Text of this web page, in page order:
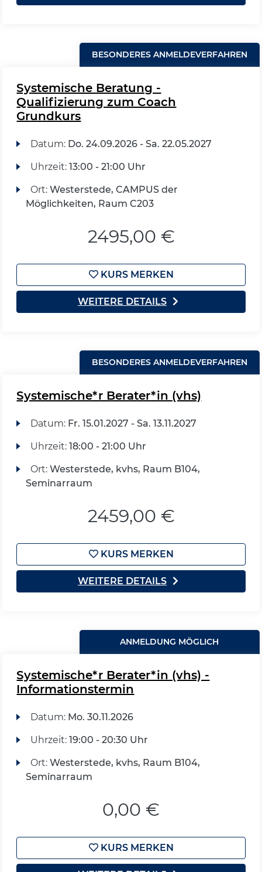
BESONDERES ANMELDEVERFAHREN
Systemische Beratung -
Qualifizierung zum Coach
Grundkurs
Datum: Do. 24.09.2026 - Sa. 22.05.2027
Uhrzeit: 13:00 - 21:00 Uhr
Ort: Westerstede, CAMPUS der
Möglichkeiten, Raum C203
2495,00 €
KURS MERKEN
WEITERE DETAILS
BESONDERES ANMELDEVERFAHREN
Systemische*r Berater*in (vhs)
Datum: Fr. 15.01.2027 - Sa. 13.11.2027
Uhrzeit: 18:00 - 21:00 Uhr
Ort: Westerstede, kvhs, Raum B104,
Seminarraum
2459,00 €
KURS MERKEN
WEITERE DETAILS
ANMELDUNG MÖGLICH
Systemische*r Berater*in (vhs) -
Informationstermin
Datum: Mo. 30.11.2026
Uhrzeit: 19:00 - 20:30 Uhr
Ort: Westerstede, kvhs, Raum B104,
Seminarraum
0,00 €
KURS MERKEN